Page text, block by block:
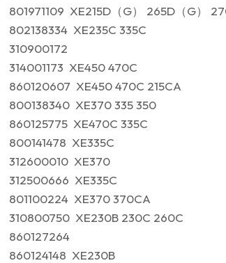
801971109 XE215D（G） 265D（G）
802138334 XE235C 335C
310900172
314001173 XE450 470C
860120607 XE450 470C 215CA
800138340 XE370 335 350
860125775 XE470C 335C
800141478 XE335C
312600010 XE370
312500666 XE335C
801100224 XE370 370CA
310800750 XE230B 230C 260C
860127264
860124148 XE230B